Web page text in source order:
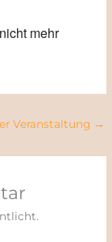
mehr
Veranstaltung →